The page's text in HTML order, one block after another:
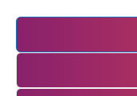
Copyright ©